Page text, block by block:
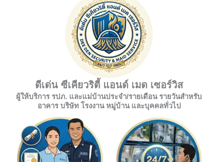
ดีเด่น ซีเคียวริตี้ แอนด์ เมด เซอร์วิส
ผู้ให้บริการ รปภ. และแม่บ้านประจำ/รายเดือน รายวันสำหรับ
อาคาร บริษัท โรงงาน หมู่บ้าน และบุคคลทั่วไป